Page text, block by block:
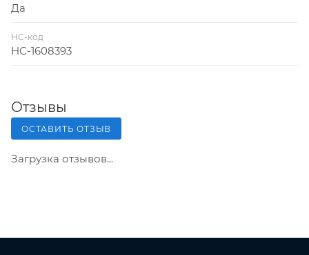
Да
НС-код
НС-1608393
Отзывы
ОСТАВИТЬ ОТЗЫВ
Загрузка отзывов...